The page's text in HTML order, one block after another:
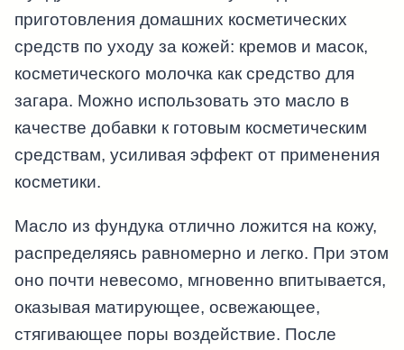
приготовления домашних косметических
средств по уходу за кожей: кремов и масок,
косметического молочка как средство для
загара. Можно использовать это масло в
качестве добавки к готовым косметическим
средствам, усиливая эффект от применения
косметики.
Масло из фундука отлично ложится на кожу,
распределяясь равномерно и легко. При этом
оно почти невесомо, мгновенно впитывается,
оказывая матирующее, освежающее,
стягивающее поры воздействие. После